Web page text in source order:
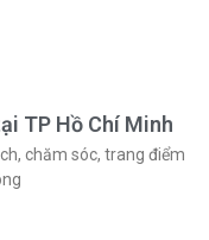
TP Hồ Chí Minh
chăm sóc, trang điểm